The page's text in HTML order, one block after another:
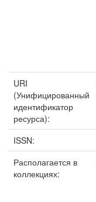
URI
(Унифицированный
идентификатор
ресурса):
ISSN:
Располагается в
коллекциях: